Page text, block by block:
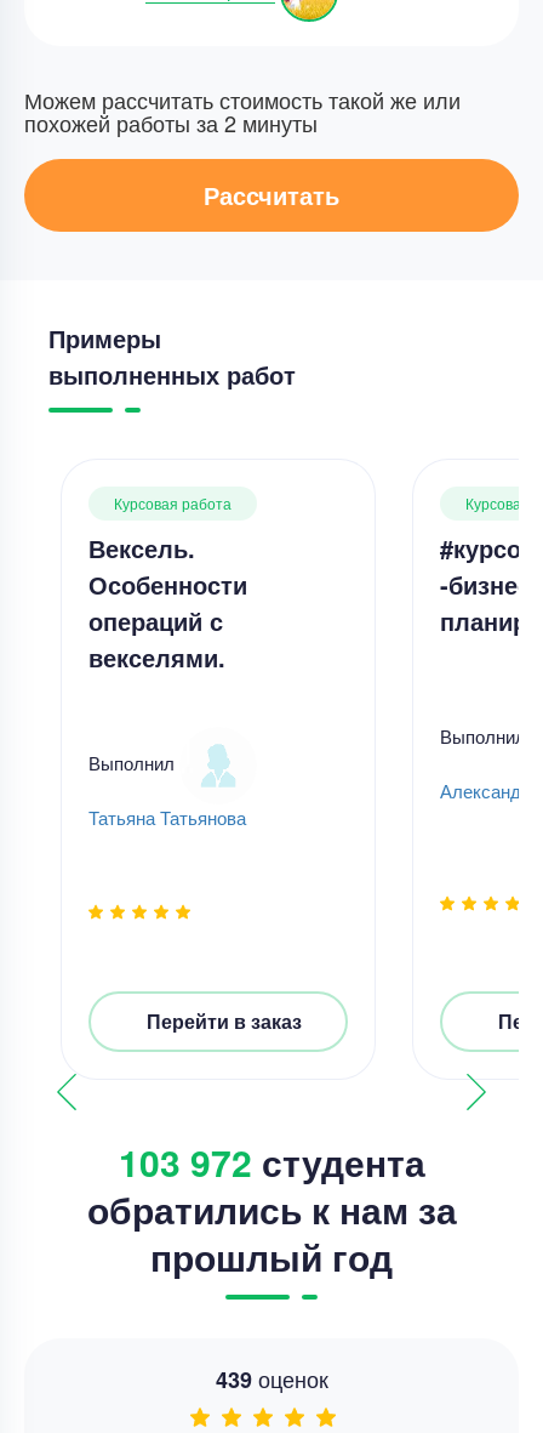
Можем рассчитать стоимость такой же или
похожей работы за 2 минуты
Рассчитать
Примеры
выполненных работ
Курсовая работа
Вексель.
Особенности
операций с
векселями.
Выполнил
Татьяна Татьянова
Перейти в заказ
Курсовая
-бизнес-
Выполнил
Александр
103 972 студента
обратились к нам за
прошлый год
439оценок